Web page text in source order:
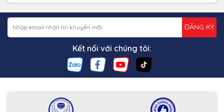
ĐĂNG KÝ
Kết nối với chúng tôi: